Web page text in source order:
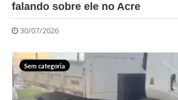
falando sobre ele no Acre
30/07/2026
Sem categoria